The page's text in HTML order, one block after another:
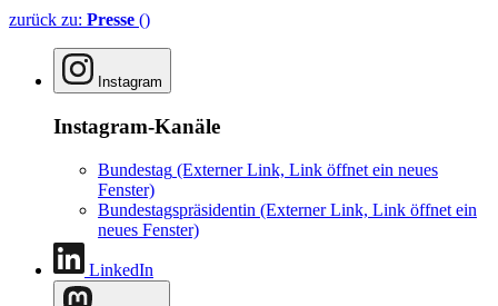
zurück zu: Presse ()
Instagram
Instagram-Kanäle
Bundestag (Externer Link, Link öffnet ein neues
Fenster)
Bundestagspräsidentin (Externer Link, Link öffnet ein
neues Fenster)
LinkedIn